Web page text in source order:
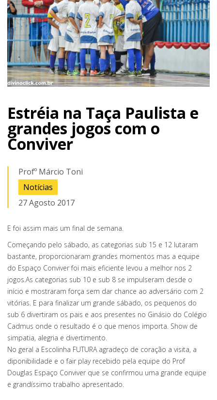
Estréia na Taça Paulista e
grandes jogos com o
Conviver
Profº Márcio Toni
Notícias
27 Agosto 2017
E foi assim mais um final de semana.
Começando pelo sábado, as categorias sub 15 e 12 lutaram
bastante, proporcionaram grandes momentos mas a equipe
do Espaço Conviver foi mais eficiente levou a melhor nos 2
jogos.As categorias sub 10 e sub 8 se impulseram desde o
início e mostraram força sem dar chance ao adversário com 2
vitórias. E para finalizar um grande sábado, os pequenos do
sub 6 divertiram os pais e aos presentes no Ginásio do Colégio
Cadmus onde o resultado é o que menos importa. Show de
simpatia, alegria e divertimento.
No geral a Escolinha FUTURA agradeço de coração a visita, a
diponibilidade e o fair play recebido pela equipe do Prof
Douglas Espaço Conviver que se confirmou uma grande equipe
e grandíssimo trabalho apresentado.